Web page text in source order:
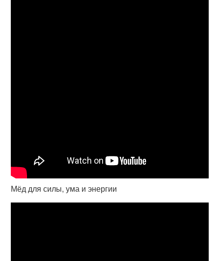
Мёд для силы, ума и энергии